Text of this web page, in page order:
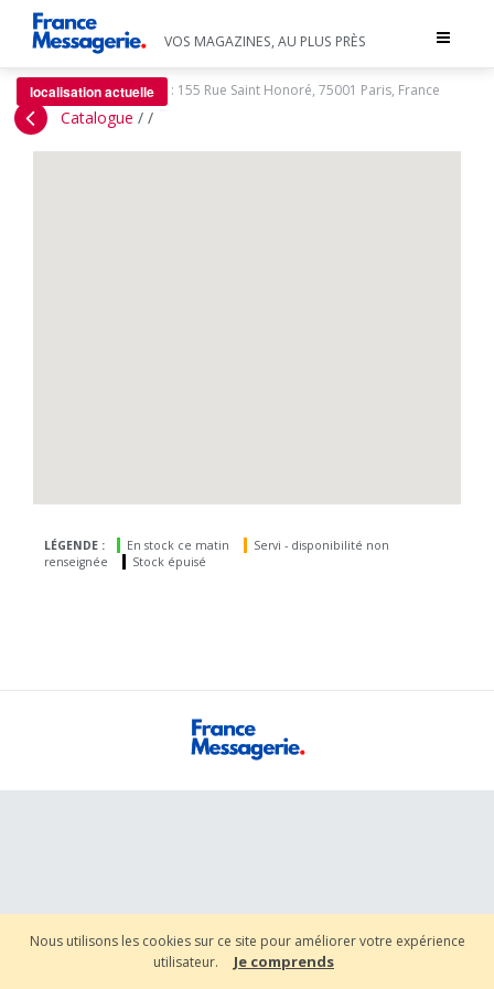
Nous utilisons les cookies sur ce site pour améliorer votre expérience
utilisateur.
Je comprends
Toggle
VOS MAGAZINES, AU PLUS PRÈS
localisation actuelle : 155 Rue Saint Honoré, 75001 Paris, France
Catalogue / /
LÉGENDE : En stock ce matin
Servi - disponibilité non
renseignée
Stock épuisé